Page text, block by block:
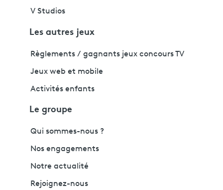
V Studios
Les autres jeux
Règlements / gagnants jeux concours TV
Jeux web et mobile
Activités enfants
Le groupe
Qui sommes-nous ?
Nos engagements
Notre actualité
Rejoignez-nous